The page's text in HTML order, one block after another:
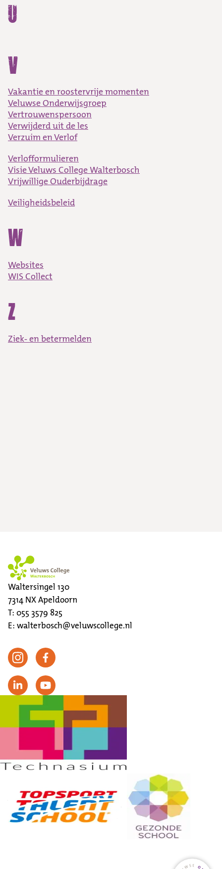
U
V
Vakantie en roostervrije momenten
Veluwse Onderwijsgroep
Vertrouwenspersoon
Verwijderd uit de les
Verzuim en Verlof
Verlofformulieren
Visie Veluws College Walterbosch
Vrijwillige Ouderbijdrage
Veiligheidsbeleid
W
Websites
WIS Collect
Z
Ziek- en betermelden
Waltersingel 130
7314 NXApeldoorn
T: 055 3579 825
E: walterbosch@veluwscollege.nl